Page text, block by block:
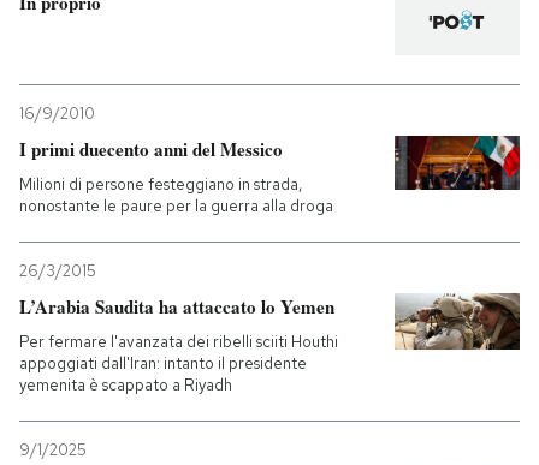
16/9/2010
I primi duecento anni del Messico
Milioni di persone festeggiano in strada,
nonostante le paure per la guerra alla droga
26/3/2015
L’Arabia Saudita ha attaccato lo Yemen
Per fermare l'avanzata dei ribelli sciiti Houthi
appoggiati dall'Iran: intanto il presidente
yemenita è scappato a Riyadh
9/1/2025